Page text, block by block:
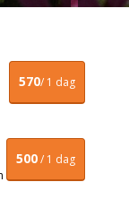
570/ 1 dag
500/ 1 dag